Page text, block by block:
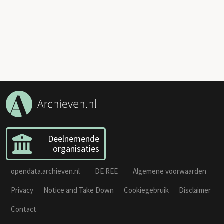
Deelnemende
organisaties
opendata.archieven.nl DE REE
Algemene voorwaarden
Privacy
Notice and Take Down Cookiegebruik
Disclaimer
Contact